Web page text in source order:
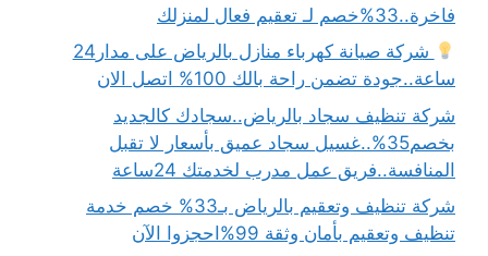
فاخرة..33%خصم لـ تعقيم فعال لمنزلك
شركة صيانة كهرباء منازل بالرياض على مدار24
ساعة..جودة تضمن راحة بالك 100% اتصل الان
شركة تنظيف سجاد بالرياض..سجادك كالجديد
بخصم35%..غسيل سجاد عميق بأسعار لا تقبل
المنافسة..فريق عمل مدرب لخدمتك 24ساعة
شركة تنظيف وتعقيم بالرياض بـ33% خصم خدمة
تنظيف وتعقيم بأمان وثقة 99%احجزوا الآن